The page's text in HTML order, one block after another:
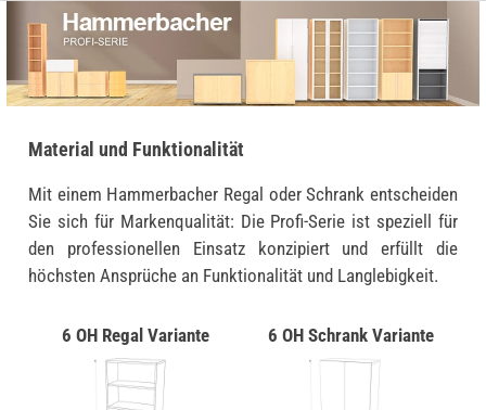
Material und Funktionalität
Mit einem Hammerbacher Regal oder Schrank entscheiden
Sie sich für Markenqualität: Die Profi-Serie ist speziell für
den professionellen Einsatz konzipiert und erfüllt die
höchsten Ansprüche an Funktionalität und Langlebigkeit.
6 OH Regal Variante 6 OH Schrank Variante